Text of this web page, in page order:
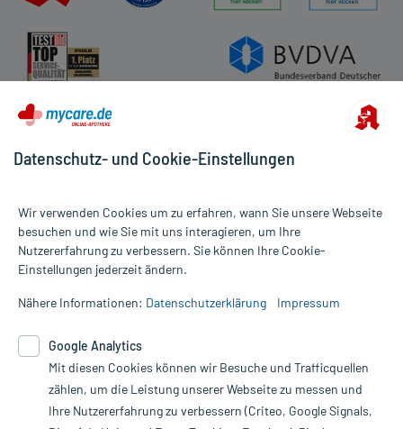
Alle Preise gelten inkl. MwSt., ggf. zzgl. Versandkosten
Informationen auf dieser Website werden ausschließlich für
die Untersuchung und Behandlung durch einen Arzt. Bitte
Therapien eingeleitet werden können. | Diese Webseite benutzt
Google Analytics. Lesen Sie bitte dazu die wichtigen Hinweise in
unserer Datenschutzerklärung. Für den Widerruf einer Bestellung
nutzen Sie das Formular:
Datenschutz- und Cookie-Einstellungen
Wir verwenden Cookies um zu erfahren, wann Sie unsere Webseite
besuchen und wie Sie mit uns interagieren, um Ihre
Nutzererfahrung zu verbessern. Sie können Ihre Cookie-
Einstellungen jederzeit ändern.
Nähere Informationen: Datenschutzerklärung Impressum
Google Analytics
Mit diesen Cookies können wir Besuche und Trafficquellen
zählen, um die Leistung unserer Webseite zu messen und
Ihre Nutzererfahrung zu verbessern (Criteo, Google Signals,